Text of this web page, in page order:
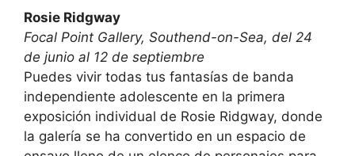
Rosie Ridgway
Focal Point Gallery, Southend-on-Sea, del 24
de junio al 12 de septiembre
Puedes vivir todas tus fantasías de banda
independiente adolescente en la primera
exposición individual de Rosie Ridgway, donde
la galería se ha convertido en un espacio de